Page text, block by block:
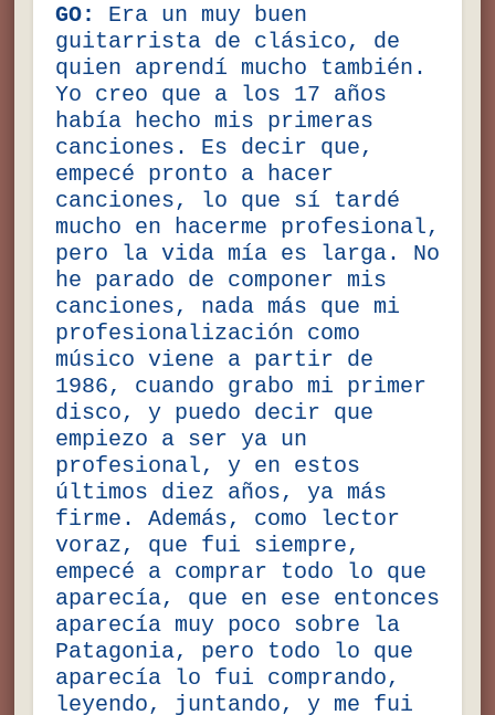
GO: Era un muy buen
guitarrista de clásico, de
quien aprendí mucho también.
Yo creo que a los 17 años
había hecho mis primeras
canciones. Es decir que,
empecé pronto a hacer
canciones, lo que sí tardé
mucho en hacerme profesional,
pero la vida mía es larga. No
he parado de componer mis
canciones, nada más que mi
profesionalización como
músico viene a partir de
1986, cuando grabo mi primer
disco, y puedo decir que
empiezo a ser ya un
profesional, y en estos
últimos diez años, ya más
firme. Además, como lector
voraz, que fui siempre,
empecé a comprar todo lo que
aparecía, que en ese entonces
aparecía muy poco sobre la
Patagonia, pero todo lo que
aparecía lo fui comprando,
leyendo, juntando, y me fui